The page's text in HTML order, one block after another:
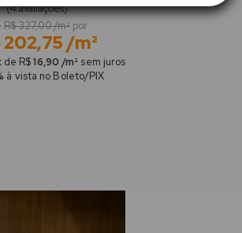
(4 avaliações)
R$ 327,00 /m² por
202,75 /m²
de R$16,90 /m² sem juros
à vista no Boleto/PIX